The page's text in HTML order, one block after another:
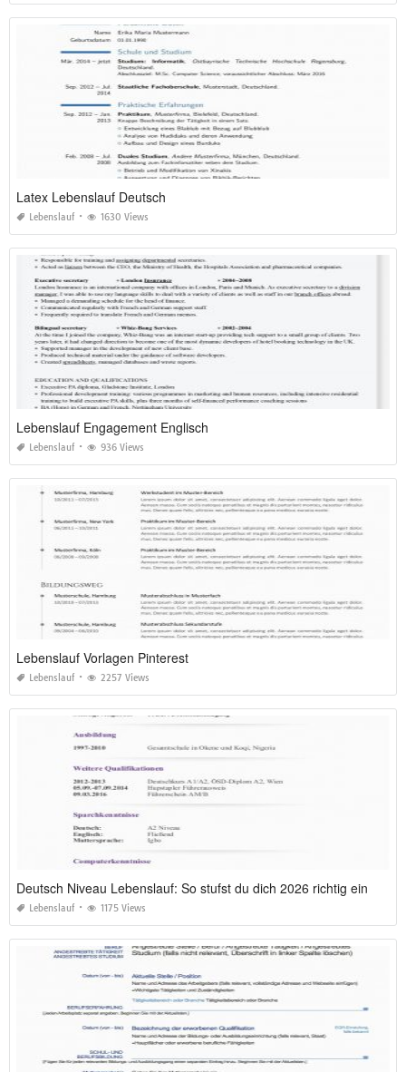
Latex Lebenslauf Deutsch
Lebenslauf 1630 Views
Lebenslauf Engagement Englisch
Lebenslauf 936 Views
Lebenslauf Vorlagen Pinterest
Lebenslauf 2257 Views
Deutsch Niveau Lebenslauf: So stufst du dich 2026 richtig ein
Lebenslauf 1175 Views